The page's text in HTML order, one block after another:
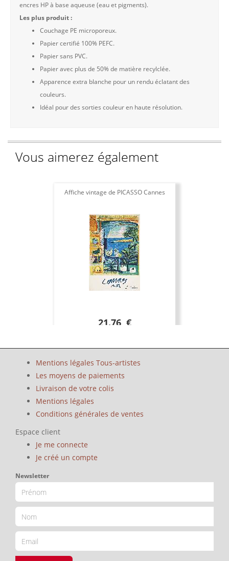
encres HP à base aqueuse (eau et pigments).
Les plus produit :
Couchage PE microporeux.
Papier certifié 100% PEFC.
Papier sans PVC.
Papier avec plus de 50% de matière recylclée.
Apparence extra blanche pour un rendu éclatant des
couleurs.
Idéal pour des sorties couleur en haute résolution.
Vous aimerez également
Affiche vintage de PICASSO Cannes
21.76 €
Mentions légales Tous-artistes
Les moyens de paiements
Livraison de votre colis
Mentions légales
Conditions générales de ventes
Espace client
Je me connecte
Je créé un compte
Newsletter